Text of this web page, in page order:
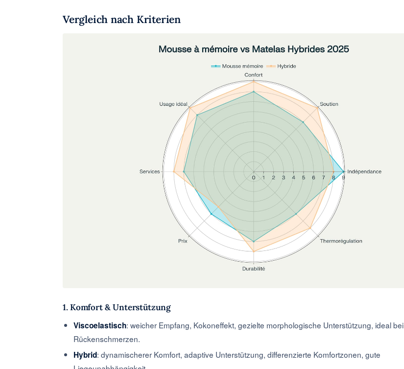
Vergleich nach Kriterien
1. Komfort & Unterstützung
Viscoelastisch: weicher Empfang, Kokoneffekt, gezielte morphologische Unterstützung, ideal bei
Rückenschmerzen.
Hybrid: dynamischerer Komfort, adaptive Unterstützung, differenzierte Komfortzonen, gute